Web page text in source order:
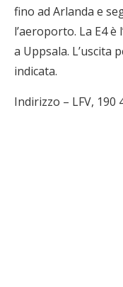
fino ad Arlanda e
l’aeroporto. La E4 è
a Uppsala. L’uscita
indicata.
Indirizzo – LFV, 190